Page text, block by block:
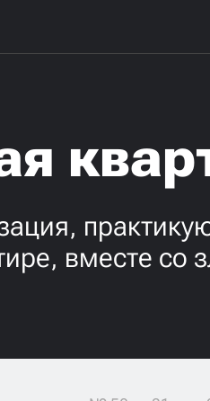
вместе со